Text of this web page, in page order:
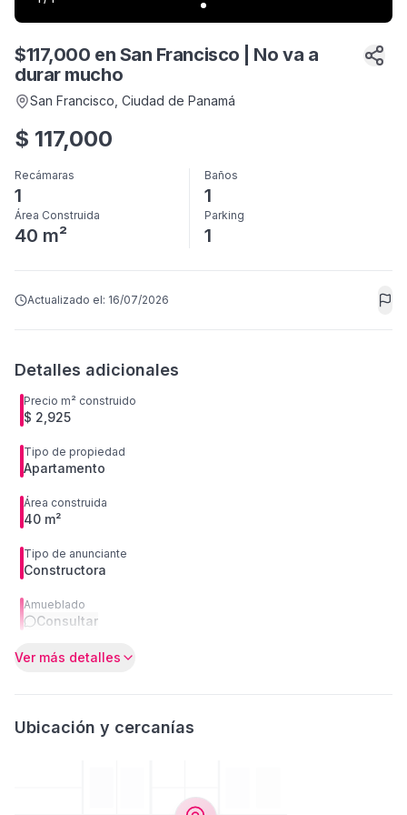
$117,000 en San Francisco | No va a
durar mucho
San Francisco , Ciudad de Panamá
$ 117,000
Recámaras
1
Baños
1
Área Construida
40 m²
Parking
1
Actualizado el: 16/07/2026
Detalles adicionales
Precio m² construido
$ 2,925
Tipo de propiedad
Apartamento
Área construida
40 m²
Tipo de anunciante
Constructora
Amueblado
Consultar
Ver más detalles
Ubicación y cercanías